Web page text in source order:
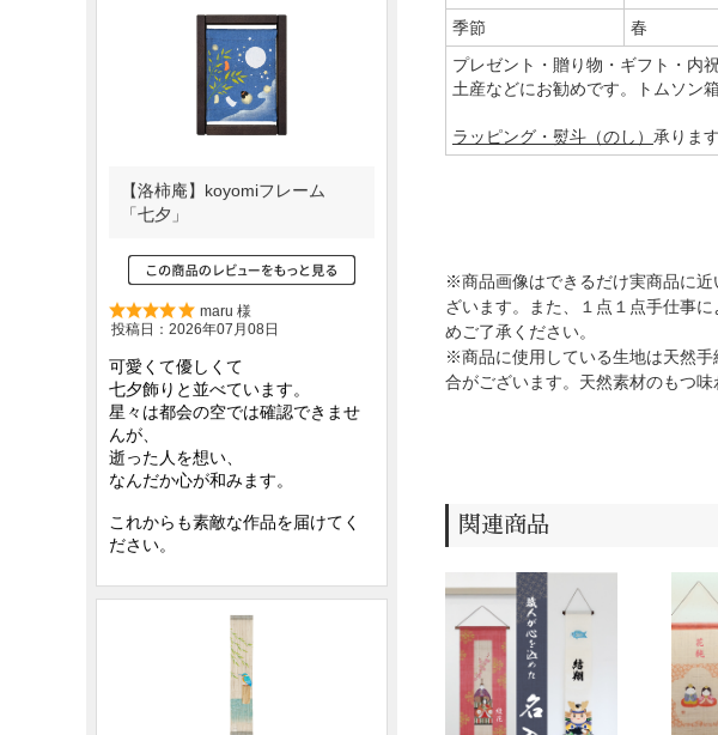
季節
春
プレゼント・贈り物・ギフト・内
土産などにお勧めです。トムソン
ラッピング・熨斗（のし） 承ります
※商品画像はできるだけ実商品に
ざいます。また、１点１点手仕事
めご了承ください。
※商品に使用している生地は天然
合がございます。天然素材のもつ
関連商品